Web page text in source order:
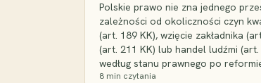
Polskie prawo nie zna jednego
zależności od okoliczności czyn
(art. 189 KK), wzięcie zakładnika
(art. 211 KK) lub handel ludźmi
według stanu prawnego po
8 min czytania